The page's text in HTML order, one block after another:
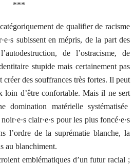
***
de qualifier de racisme
subissent en mépris, de la part des
de l’ostracisme, de
stupide mais certainement pas
des souffrances très fortes. Il peut
loin d’être confortable. Mais il ne sert
domination matérielle systématisée
clair·e·s pour les plus foncé·e·s
l’ordre de la suprématie blanche, la
au blanchiment.
emblématiques d’un futur racial ;